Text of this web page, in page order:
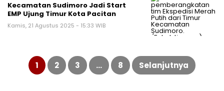
Kecamatan Sudimoro Jadi Start
EMP Ujung Timur Kota Pacitan
Kamis, 21 Agustus 2025 - 15:33 WIB
Paginasi
pos
1 2 3 … 8 Selanjutnya